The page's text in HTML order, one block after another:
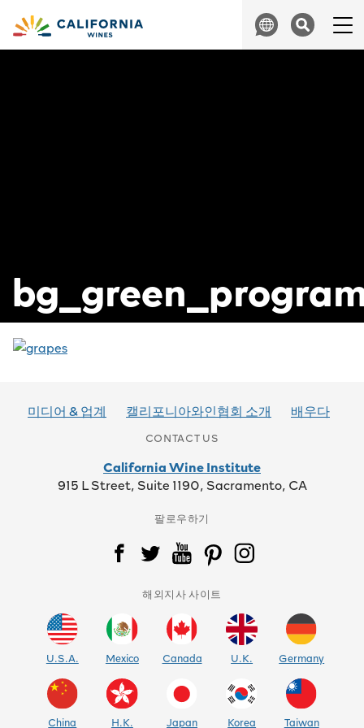
Search
미디어 & 업계 캘리포니아와인협회 소개 배우다
CONTACT US
California Wine Institute
915 L Street, Suite 1190, Sacramento, CA
팔로우하기
해외지사 사이트
U.S.A. Mexico Canada U.K. Germany
China H.K. Japan Korea Taiwan